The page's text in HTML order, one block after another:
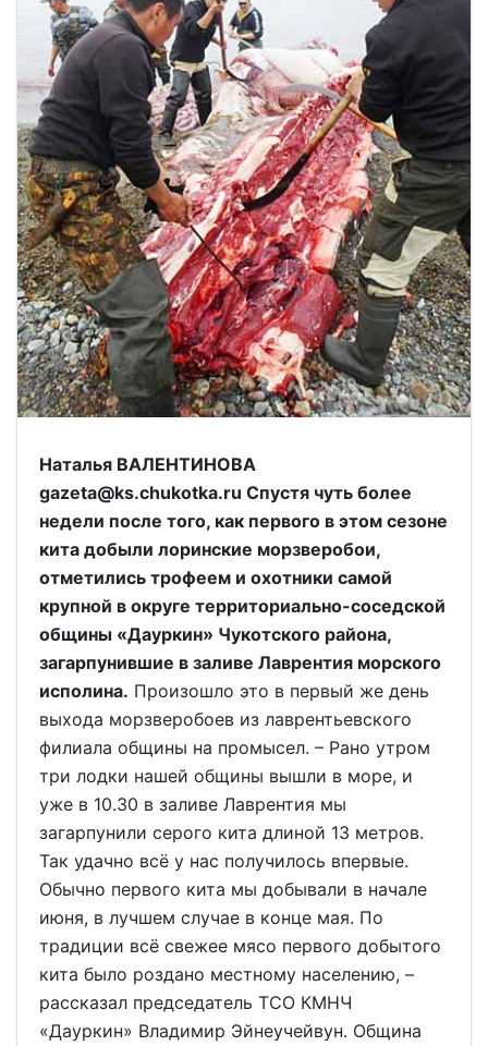
Наталья ВАЛЕНТИНОВА
gazeta@ks.chukotka.ru Спустя чуть более
недели после того, как первого в этом сезоне
кита добыли лоринские морзверобои,
отметились трофеем и охотники самой
крупной в округе территориально-соседской
общины «Дауркин» Чукотского района,
загарпунившие в заливе Лаврентия морского
исполина. Произошло это в первый же день
выхода морзверобоев из лаврентьевского
филиала общины на промысел. – Рано утром
три лодки нашей общины вышли в море, и
уже в 10.30 в заливе Лаврентия мы
загарпунили серого кита длиной 13 метров.
Так удачно всё у нас получилось впервые.
Обычно первого кита мы добывали в начале
июня, в лучшем случае в конце мая. По
традиции всё свежее мясо первого добытого
кита было роздано местному населению, –
рассказал председатель ТСО КМНЧ
«Дауркин» Владимир Эйнеучейвун. Община